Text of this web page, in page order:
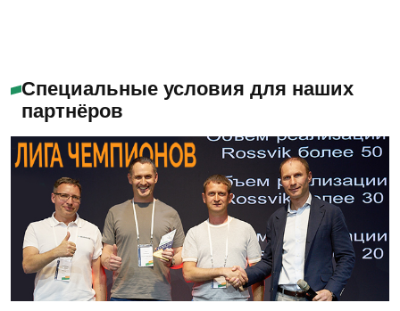
Специальные условия для наших
партнёров